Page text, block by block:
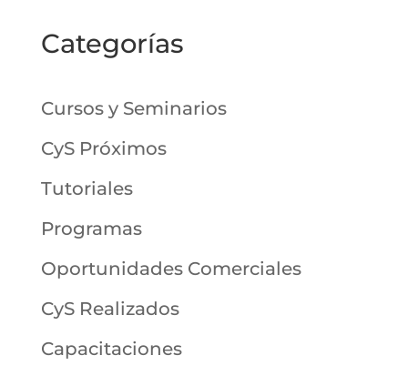
Categorías
Cursos y Seminarios
CyS Próximos
Tutoriales
Programas
Oportunidades Comerciales
CyS Realizados
Capacitaciones